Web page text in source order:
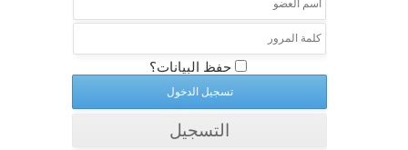
حفظ البيانات؟
التسجيل